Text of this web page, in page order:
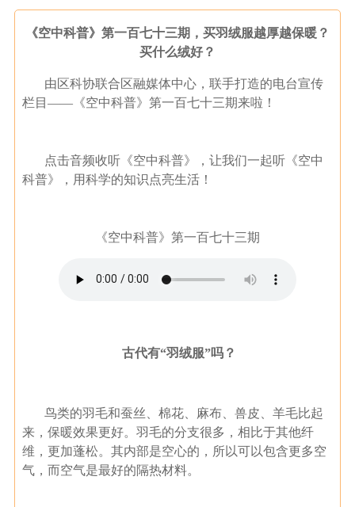
《空中科普》第一百七十三期，买羽绒服越厚越保暖？
买什么绒好？
由区科协联合区融媒体中心，联手打造的电台宣传
栏目——《空中科普》第一百七十三期来啦！
点击音频收听《空中科普》，让我们一起听《空中
科普》，用科学的知识点亮生活！
《空中科普》第一百七十三期
古代有“羽绒服”吗？
鸟类的羽毛和蚕丝、棉花、麻布、兽皮、羊毛比起
来，保暖效果更好。 羽毛的分支很多，相比于其他纤
维，更加蓬松。其内部是空心的，所以可以包含更多空
气，而空气是最好的隔热材料。